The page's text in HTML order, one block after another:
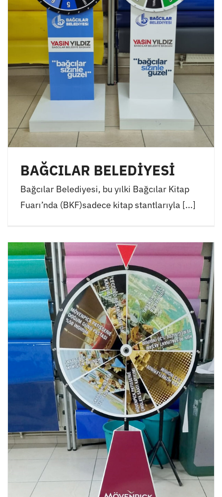
BAĞCILAR BELEDİYESİ
Bağcılar Belediyesi, bu yılki Bağcılar Kitap
Fuarı’nda (BKF)sadece kitap stantlarıyla [...]